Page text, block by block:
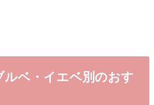
ルベ・イエベ別のおす